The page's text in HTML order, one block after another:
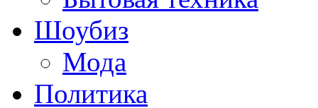
Шоубиз
Мода
Политика